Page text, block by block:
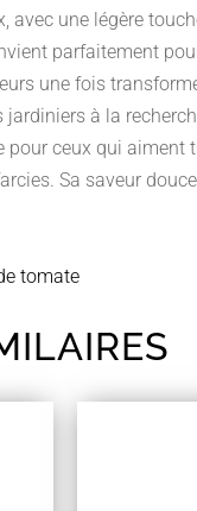
avec une légère
parfaitement
une fois
à la
pour ceux qui
Sa saveur
tomate